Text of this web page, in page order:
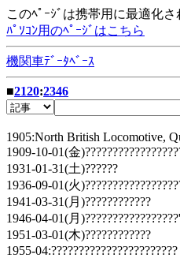
このﾍﾟｰｼﾞは携帯用に最適化さ
ﾊﾟｿｺﾝ用のﾍﾟｰｼﾞはこちら
機関車ﾃﾞｰﾀﾍﾞｰｽ
■2120:2346
1905:North British Locomotive,
1909-10-01(金
1931-01-31(土)??????
1936-09-01(火
1941-03-31(月)????????????
1946-04-01(月
1951-03-01(木)????????????
1955-04:???????????????????????